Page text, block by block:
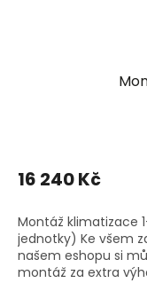
16 240 Kč
Montáž klimatizace
jednotky) Ke všem
našem eshopu si
montáž za extra